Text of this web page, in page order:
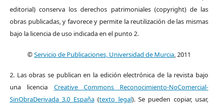
editorial) conserva los derechos patrimoniales (copyright) de las
obras publicadas, y favorece y permite la reutilización de las mismas
bajo la licencia de uso indicada en el punto 2.
©Servicio de Publicaciones, Universidad de Murcia, 2011
2. Las obras se publican en la edición electrónica de la revista bajo
una licencia Creative Commons Reconocimiento-NoComercial-
SinObraDerivada 3.0 España(texto legal). Se pueden copiar, usar,